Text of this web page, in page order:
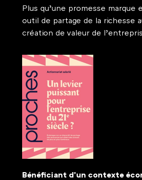
Plus qu’une promesse marque
outil de partage de la richesse
création de valeur de
Bénéficiant d’un contexte